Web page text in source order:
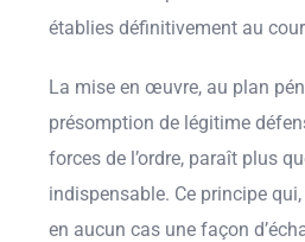
établies définitivement au
La mise en œuvre, au plan
présomption de légitime
forces de l’ordre, paraît plus
indispensable. Ce principe
en aucun cas une façon